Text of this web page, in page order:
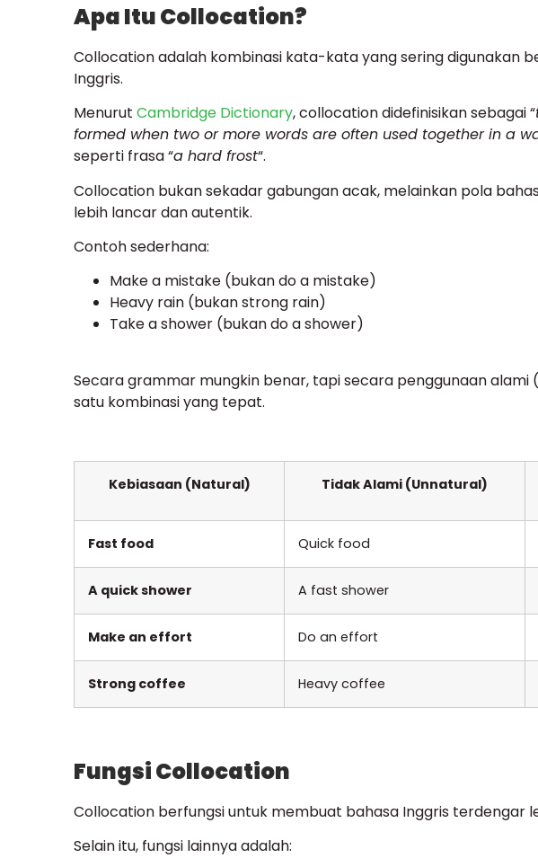
Apa Itu Collocation?
Collocation adalah kombinasi kata-kata yang sering digunakan
Inggris.
Menurut Cambridge Dictionary, collocation didefinisikan sebagai “
formed when two or more words are often used together in a
seperti frasa “a hard frost“.
Collocation bukan sekadar gabungan acak, melainkan pola
lebih lancar dan autentik.
Contoh sederhana:
Make a mistake (bukan do a mistake)
Heavy rain (bukan strong rain)
Take a shower (bukan do a shower)
Secara grammar mungkin benar, tapi secara penggunaan alami
satu kombinasi yang tepat.
Kebiasaan (Natural) Tidak Alami (Unnatural)
Fast food Quick food
A quick shower A fast shower
Make an effort Do an effort
Strong coffee Heavy coffee
Fungsi Collocation
Collocation berfungsi untuk membuat bahasa Inggris terdengar
Selain itu, fungsi lainnya adalah: